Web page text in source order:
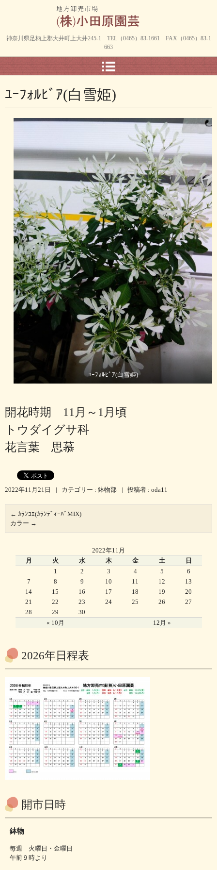
神奈川県足柄上郡大井町上大井245-1 TEL（0465）83-1661 FAX（0465）83-1
663
ﾕｰﾌｫﾙﾋﾞｱ(白雪姫)
ﾕｰﾌｫﾙﾋﾞｱ(白雪姫)
開花時期 11月～1月頃
トウダイグサ科
花言葉 思慕
2022年11月21日 | カテゴリー : 鉢物部 | 投稿者 : oda11
← ｶﾗﾝｺｴ(ｶﾗﾝﾃﾞｨｰﾊﾞMIX)
カラー →
2022年11月
月
火 水 木 金 土 日
« 10月 12月 »
1 2 3 4 5
6
7
8 9 10 11 12
13
14
15 16 17 18 19
20
21
22 23 24 25 26
27
28
29 30
2026年日程表
開市日時
鉢物
毎週 火曜日・金曜日
午前９時より